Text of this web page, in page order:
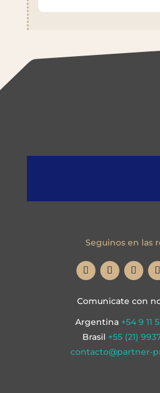
Seguinos en las
Comunicate con
Argentina +54 9 11
Brasil +55 (21)
contacto@partner-